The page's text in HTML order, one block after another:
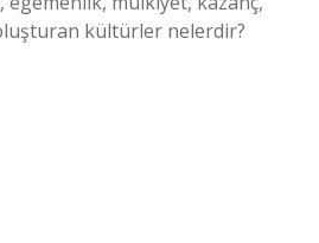
kültürler nelerdir?